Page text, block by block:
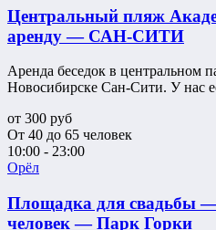
Центральный пляж
аренду — САН-СИТИ
Аренда беседок в центральном
Новосибирске Сан-Сити. У нас
от 300 руб
От 40 до 65 человек
10:00 - 23:00
Орёл
Площадка для свадьбы
человек — Парк Горки